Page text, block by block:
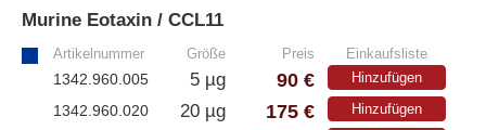
– Kostenlose Muster
Murine Eotaxin / CCL11
Artikelnummer Größe Preis Einkaufsliste
1342.960.005 5 µg 90 € Hinzufügen
1342.960.020 20 µg 175 € Hinzufügen